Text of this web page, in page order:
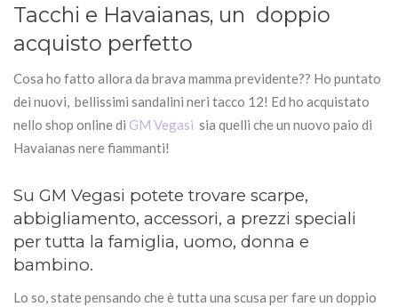
Tacchi e Havaianas, un doppio
acquisto perfetto
Cosa ho fatto allora da brava mamma previdente?? Ho puntato
dei nuovi, bellissimi sandalini neri tacco 12! Ed ho acquistato
nello shop online di GM Vegasi sia quelli che un nuovo paio di
Havaianas nere fiammanti!
Su GM Vegasi potete trovare scarpe,
abbigliamento, accessori, a prezzi speciali
per tutta la famiglia, uomo, donna e
bambino.
Lo so, state pensando che è tutta una scusa per fare un doppio